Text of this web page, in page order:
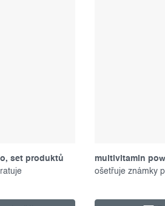
set produktů
multivitamin
ml
ošetřuje známky